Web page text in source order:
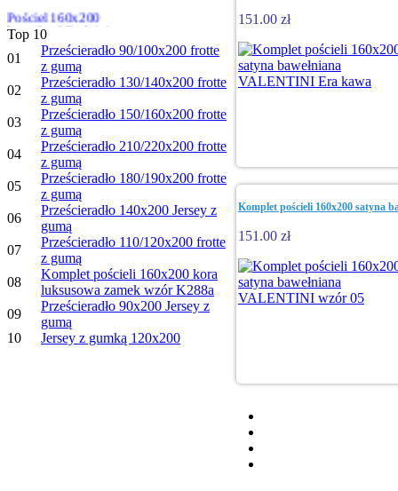
Pościel 160x200
bawełna Młodzieżowa
wzór TURBO 02
Top 10
01
Prześcieradło 90/100x200 frotte
z gumą
02
Prześcieradło 130/140x200 frotte
z gumą
03
Prześcieradło 150/160x200 frotte
z gumą
04
Prześcieradło 210/220x200 frotte
z gumą
05
Prześcieradło 180/190x200 frotte
z gumą
06
Prześcieradło 140x200 Jersey z
gumą
07
Prześcieradło 110/120x200 frotte
z gumą
08
Komplet pościeli 160x200 kora
luksusowa zamek wzór K288a
09
Prześcieradło 90x200 Jersey z
gumą
10
Jersey z gumką 120x200
151.00 zł
Komplet pościeli 160x200 satyna
151.00 zł